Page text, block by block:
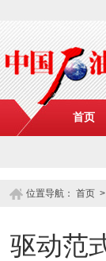
首页
位置导航： 首页 >
驱动范